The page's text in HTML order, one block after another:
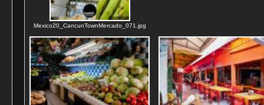
Mexico20_CancunTownMercado_071.jpg